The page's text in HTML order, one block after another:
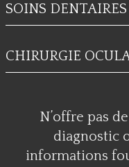
SOINS DENTAIRES
CHIRURGIE
N’offre pas
diagnostic
informations